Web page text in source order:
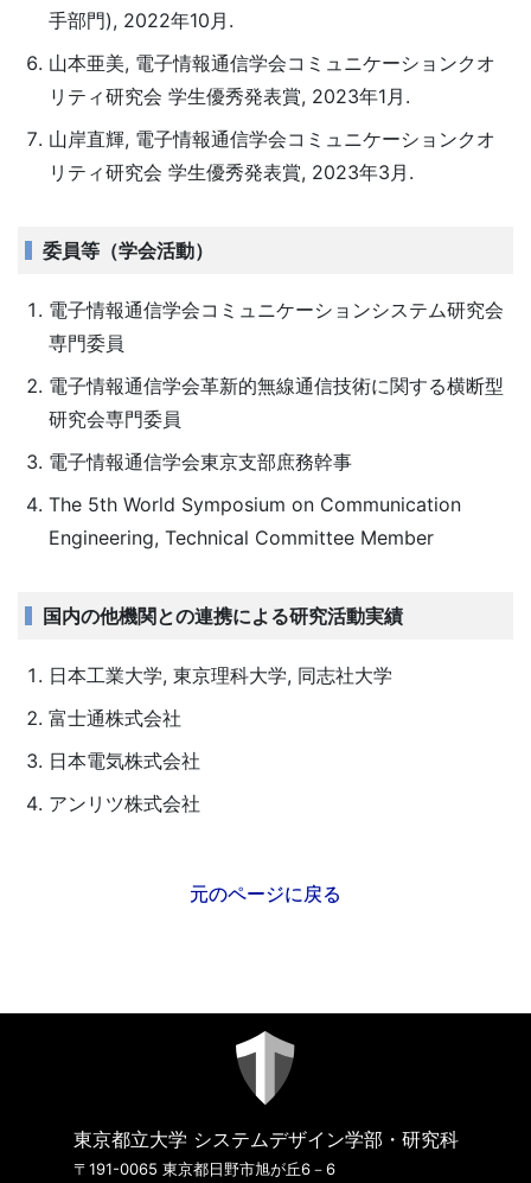
手部門), 2022年10月.
山本亜美, 電子情報通信学会コミュニケーションクオ
リティ研究会 学生優秀発表賞, 2023年1月.
山岸直輝, 電子情報通信学会コミュニケーションクオ
リティ研究会 学生優秀発表賞, 2023年3月.
委員等（学会活動）
電子情報通信学会コミュニケーションシステム研究会
専門委員
電子情報通信学会革新的無線通信技術に関する横断型
研究会専門委員
電子情報通信学会東京支部庶務幹事
The 5th World Symposium on Communication
Engineering, Technical Committee Member
国内の他機関との連携による研究活動実績
日本工業大学, 東京理科大学, 同志社大学
富士通株式会社
日本電気株式会社
アンリツ株式会社
元のページに戻る
東京都立大学 システムデザイン学部・研究科
〒191-0065 東京都日野市旭が丘6－6